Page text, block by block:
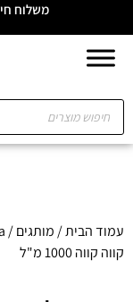
משלוח חינם
עמוד הבית/מותגים/
קווה קווה 1000 מ"ל